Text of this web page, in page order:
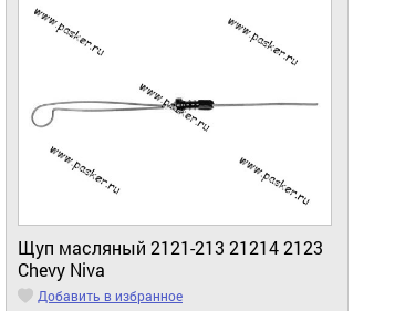
Щуп масляный 2121-213 21214 2123
Chevy Niva
Добавить в избранное